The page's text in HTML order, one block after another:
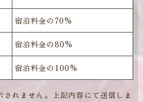
宿泊料金の70%
宿泊料金の80%
宿泊料金の100%
されません。上記内容にて送信しま